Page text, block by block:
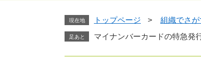
文
現在地 トップページ > 組織でさが
足あと マイナンバーカードの特急発